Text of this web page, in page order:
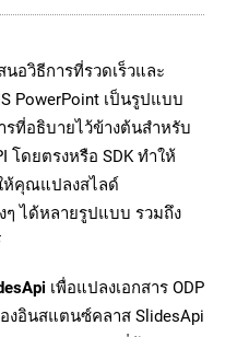
นอวิธีการที่รวดเร็วและ
PowerPoint เป็นรูปแบบ
ที่อธิบายไว้ข้างต้นสำหรับ
โดยตรงหรือ SDK ทำให้
ห้คุณแปลงสไลด์
ๆ ได้หลายรูปแบบ รวมถึง
เพื่อแปลงเอกสาร ODP
งอินสแตนซ์คลาส SlidesApi